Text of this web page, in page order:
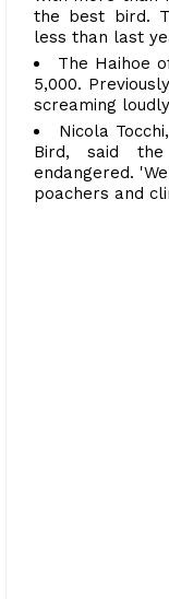
the best bird.
less than last
The Haihoe
5,000.
screaming
Nicola
Bird, said the
endangered.
poachers and